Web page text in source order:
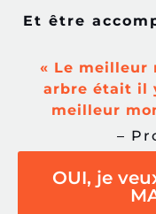
Et être
« Le meilleur
arbre était il
meilleur
–
OUI, je